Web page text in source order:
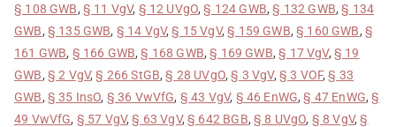
§ 108 GWB, § 11 VgV, § 12 UVgO,§ 124 GWB,§ 132 GWB,§ 134
GWB, § 135 GWB, § 14 VgV,§ 15 VgV,§ 159 GWB,§ 160 GWB, §
161 GWB, § 166 GWB,§ 168 GWB,§ 169 GWB,§ 17 VgV, § 19
GWB, § 2 VgV,§ 266 StGB,§ 28 UVgO,§ 3 VgV, § 3 VOF,§ 33
GWB, § 35 InsO, § 36 VwVfG, § 43 VgV, § 46 EnWG,§ 47 EnWG,§
49 VwVfG, § 57 VgV,§ 63 VgV,§ 642 BGB,§ 8 UVgO, § 8 VgV,§